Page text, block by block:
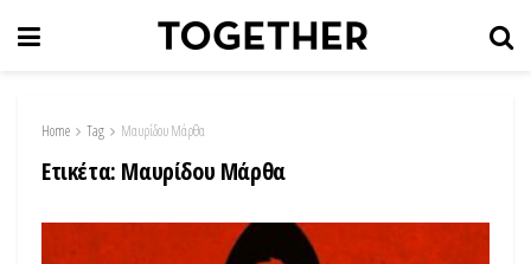
Home Tag Μαυρίδου Μάρθα
Ετικέτα: Μαυρίδου Μάρθα